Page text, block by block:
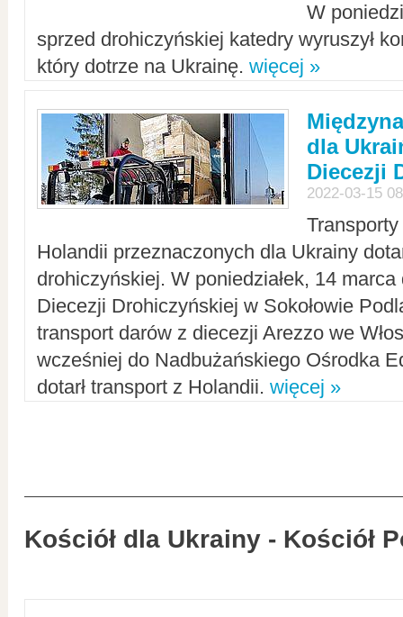
W
sprzed drohiczyńskiej katedry wyruszył
który dotrze na Ukrainę. więcej »
dla
Diecezji
2022-03-15
Holandii przeznaczonych dla Ukrainy
drohiczyńskiej. W poniedziałek, 14
Diecezji Drohiczyńskiej w Sokołowie
transport darów z diecezji Arezzo we
wcześniej do Nadbużańskiego Ośrodka
dotarł transport z Holandii. więcej »
Kościół dla Ukrainy - Kościół